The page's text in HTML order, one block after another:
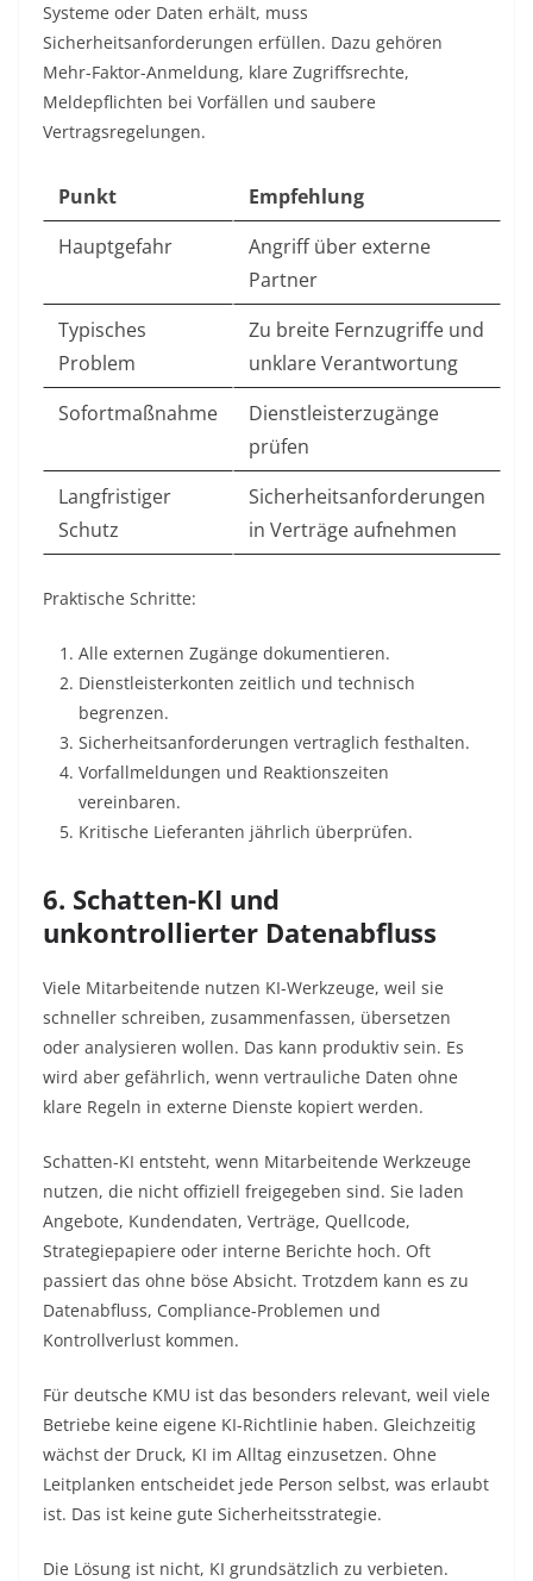
Systeme oder Daten erhält, muss
Sicherheitsanforderungen erfüllen. Dazu gehören
Mehr-Faktor-Anmeldung, klare Zugriffsrechte,
Meldepflichten bei Vorfällen und saubere
Vertragsregelungen.
Punkt
Empfehlung
Hauptgefahr
Angriff über externe
Partner
Typisches
Problem
Zu breite Fernzugriffe und
unklare Verantwortung
Sofortmaßnahme
Dienstleisterzugänge
prüfen
Langfristiger
Schutz
Sicherheitsanforderungen
in Verträge aufnehmen
Praktische Schritte:
Alle externen Zugänge dokumentieren.
Dienstleisterkonten zeitlich und technisch
begrenzen.
Sicherheitsanforderungen vertraglich festhalten.
Vorfallmeldungen und Reaktionszeiten
vereinbaren.
Kritische Lieferanten jährlich überprüfen.
6. Schatten-KI und
unkontrollierter Datenabfluss
Viele Mitarbeitende nutzen KI-Werkzeuge, weil sie
schneller schreiben, zusammenfassen, übersetzen
oder analysieren wollen. Das kann produktiv sein. Es
wird aber gefährlich, wenn vertrauliche Daten ohne
klare Regeln in externe Dienste kopiert werden.
Schatten-KI entsteht, wenn Mitarbeitende Werkzeuge
nutzen, die nicht offiziell freigegeben sind. Sie laden
Angebote, Kundendaten, Verträge, Quellcode,
Strategiepapiere oder interne Berichte hoch. Oft
passiert das ohne böse Absicht. Trotzdem kann es zu
Datenabfluss, Compliance-Problemen und
Kontrollverlust kommen.
Für deutsche KMU ist das besonders relevant, weil viele
Betriebe keine eigene KI-Richtlinie haben. Gleichzeitig
wächst der Druck, KI im Alltag einzusetzen. Ohne
Leitplanken entscheidet jede Person selbst, was erlaubt
ist. Das ist keine gute Sicherheitsstrategie.
Die Lösung ist nicht, KI grundsätzlich zu verbieten.